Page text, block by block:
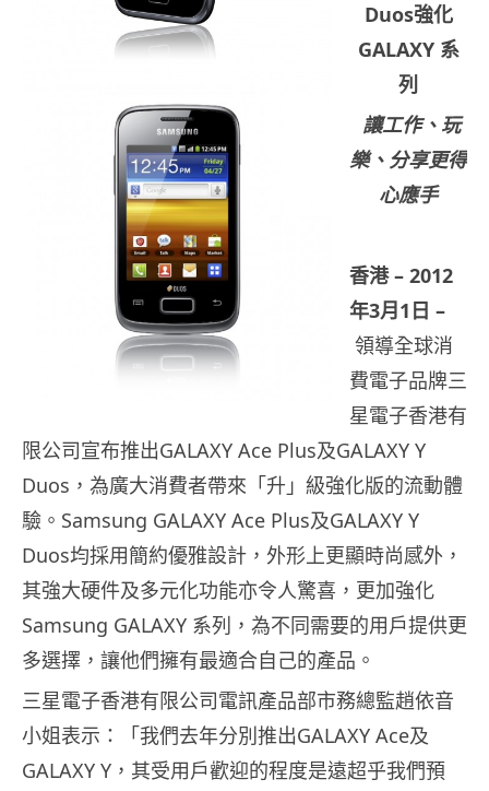
Duos強化
GALAXY 系
列
讓工作、玩
樂、分享更得
心應手
香港– 2012
年3月1 日 –
領導全球消
費電子品牌三
星電子香港有
限公司宣布推出GALAXY Ace Plus及GALAXY Y
Duos，為廣大消費者帶來「升」級強化版的流動體
驗。Samsung GALAXY Ace Plus及GALAXY Y
Duos均採用簡約優雅設計，外形上更顯時尚感外，
其強大硬件及多元化功能亦令人驚喜，更加強化
Samsung GALAXY 系列，為不同需要的用戶提供更
多選擇， 讓他們擁有最適合自己的產品。
三星電子香港有限公司電訊產品部市務總監趙依音
小姐表示：「我們去年分別推出GALAXY Ace及
GALAXY Y，其受用戶歡迎的程度是遠超乎我們預